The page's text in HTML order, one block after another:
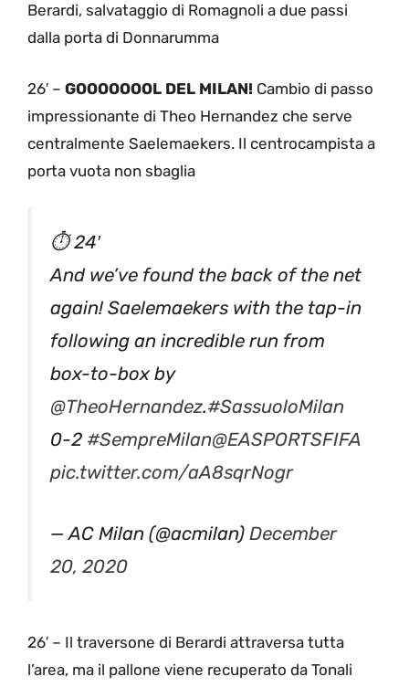
Berardi, salvataggio di Romagnoli a due passi
dalla porta di Donnarumma
26′ – GOOOOOOOL DEL MILAN! Cambio di passo
impressionante di Theo Hernandez che serve
centralmente Saelemaekers. Il centrocampista a
porta vuota non sbaglia
⏱ 24′
And we’ve found the back of the net
again! Saelemaekers with the tap-in
following an incredible run from
box-to-box by
@TheoHernandez.#SassuoloMilan
0-2 #SempreMilan@EASPORTSFIFA
pic.twitter.com/aA8sqrNogr
— AC Milan (@acmilan) December
20, 2020
26′ – Il traversone di Berardi attraversa tutta
l’area, ma il pallone viene recuperato da Tonali